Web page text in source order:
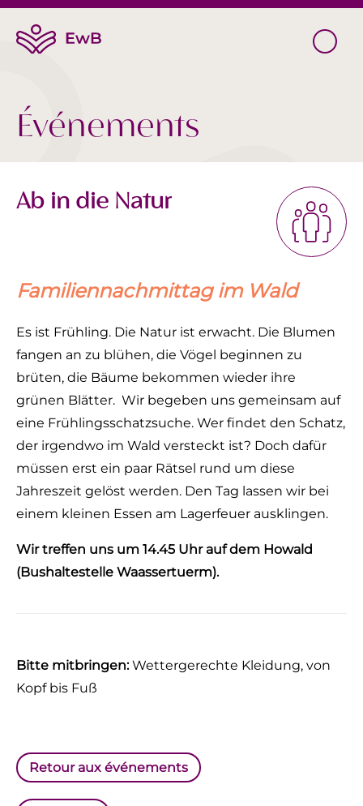
Événements
Ab in die Natur
Familiennachmittag im Wald
Es ist Frühling. Die Natur ist erwacht. Die Blumen
fangen an zu blühen, die Vögel beginnen zu
brüten, die Bäume bekommen wieder ihre
grünen Blätter. Wir begeben uns gemeinsam auf
eine Frühlingsschatzsuche. Wer findet den Schatz,
der irgendwo im Wald versteckt ist? Doch dafür
müssen erst ein paar Rätsel rund um diese
Jahreszeit gelöst werden. Den Tag lassen wir bei
einem kleinen Essen am Lagerfeuer ausklingen.
Wir treffen uns um 14.45 Uhr auf dem Howald
(Bushaltestelle Waassertuerm).
Bitte mitbringen:Wettergerechte Kleidung, von
Kopf bis Fuß
Retour aux événements